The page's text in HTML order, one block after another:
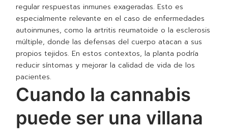
regular respuestas inmunes exageradas. Esto es
especialmente relevante en el caso de enfermedades
autoinmunes, como la artritis reumatoide o la esclerosis
múltiple, donde las defensas del cuerpo atacan a sus
propios tejidos. En estos contextos, la planta podría
reducir síntomas y mejorar la calidad de vida de los
pacientes.
Cuando la cannabis
puede ser una villana